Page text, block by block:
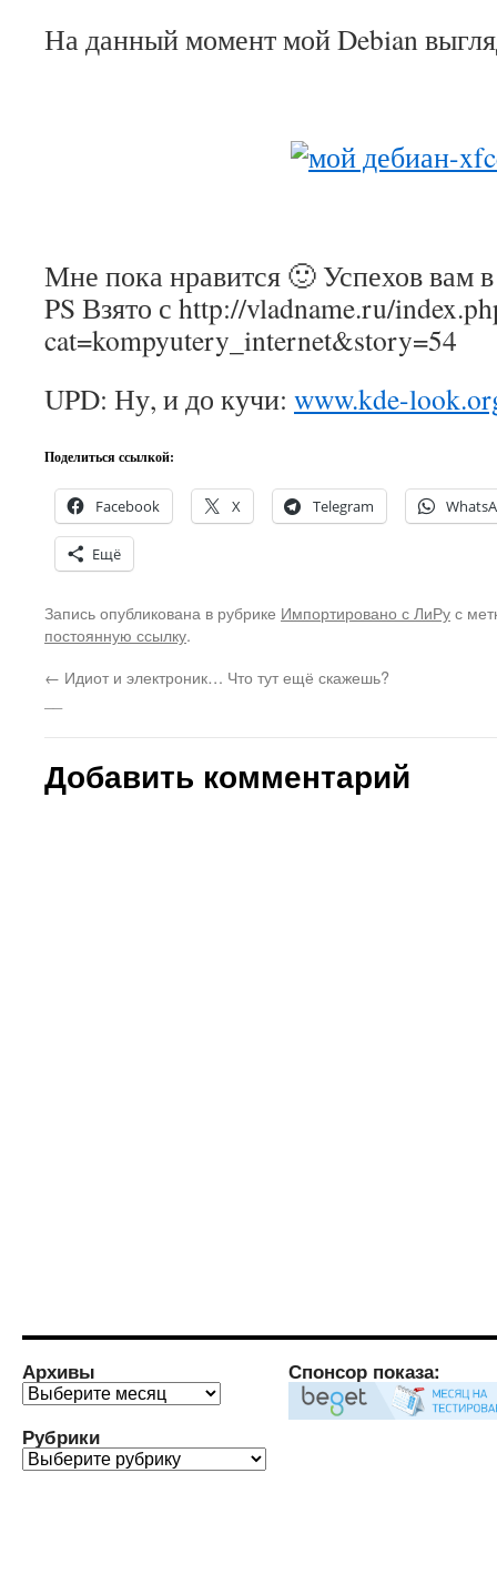
На данный момент мой Debian
Мне пока нравится 🙂 Успехов вам
PS Взято с http://vladname.ru/
cat=kompyutery_internet&story=54
UPD: Ну, и до кучи: www.kde-
Поделиться ссылкой:
Facebook X Telegram
Ещё
Запись опубликована в рубрике Импортировано с ЛиРус
постоянную ссылку.
← Идиот и электроник… Что тут ещё скажешь?
Добавить комментарий
Архивы
Архивы
Рубрики
Рубрики
Спонсор показа: